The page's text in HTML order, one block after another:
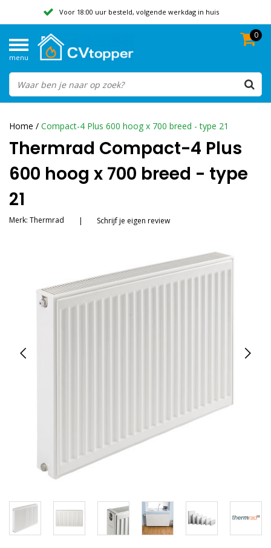
Voor 18:00 uur besteld, volgende werkdag in huis
Beoordeeld met een 9,8
menu
0
Home / Compact-4 Plus 600 hoog x 700 breed - type 21
Thermrad Compact-4 Plus
600 hoog x 700 breed - type
21
Merk: Thermrad | Schrijf je eigen review